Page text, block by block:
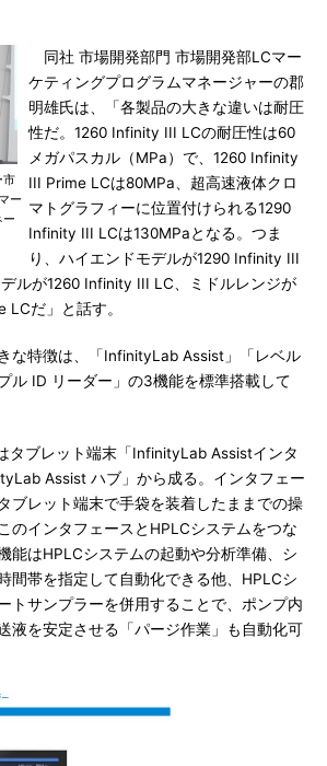
市
ー
ー
同社 市場開発部門 市場開発部LCマー
ケティングプログラムマネージャーの郡
明雄氏は、「各製品の大きな違いは耐圧
性だ。1260 Infinity III LCの耐圧性は60
メガパスカル（MPa）で、1260 Infinity
III Prime LCは80MPa、超高速液体クロ
マトグラフィーに位置付けられる1290
Infinity III LCは130MPaとなる。つま
り、ハイエンドモデルが1290 Infinity III
ルが1260 Infinity III LC、ミドルレンジが
だ」と話す。
な特徴は、「InfinityLab Assist」「レベル
ル ID リーダー」の3機能を標準搭載して
ブレット端末「InfinityLab Assistインタ
Assist ハブ」から成る。インタフェー
ブレット端末で手袋を装着したままでの操
のインタフェースとHPLCシステムをつな
能はHPLCシステムの起動や分析準備、シ
間帯を指定して自動化できる他、HPLCシ
トサンプラーを併用することで、ポンプ内
液を安定させる「パージ作業」も自動化可